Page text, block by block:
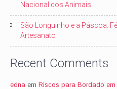
Nacional dos Animais
São Longuinho e a Páscoa:
Artesanato
Recent Comments
edna em Riscos para Bordado em